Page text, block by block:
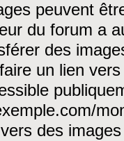
peuvent
du forum a
des
un lien
des